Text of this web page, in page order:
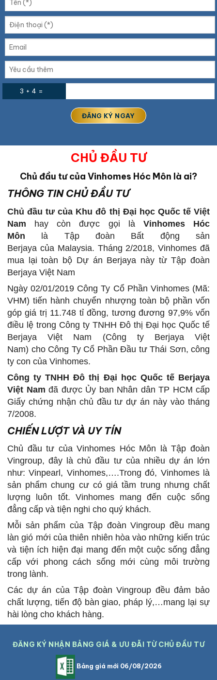
3 + 4 =
CHỦ ĐẦU TƯ
Chủ đầu tư của Vinhomes Hóc Môn là ai?
THÔNG TIN CHỦ ĐẦU TƯ
Chủ đầu tư của Khu đô thị Đại học Quốc tế Việt
Nam hay còn được gọi là Vinhomes Hóc
Môn là Tập đoàn Bất động sản
Berjaya của Malaysia. Tháng 2/2018, Vinhomes đã
mua lại toàn bộ Dự án Berjaya này từ Tập đoàn
Berjaya Việt Nam
Ngày 02/01/2019 Công Ty Cổ Phần Vinhomes (Mã:
VHM) tiến hành chuyển nhượng toàn bộ phần vốn
góp giá trị 11.748 tỉ đồng, tương đương 97,9% vốn
điều lệ trong Công ty TNHH Đô thị Đại học Quốc tế
Berjaya Việt Nam (Công ty Berjaya Việt
Nam) cho Công Ty Cổ Phần Đầu tư Thái Sơn, công
ty con của Vinhomes.
Công ty TNHH Đô thị Đại học Quốc tế Berjaya
Việt Nam đã được Ủy ban Nhân dân TP HCM cấp
Giấy chứng nhận chủ đầu tư dự án này vào tháng
7/2008.
CHIẾN LƯỢT VÀ UY TÍN
Chủ đầu tư của Vinhomes Hóc Môn là Tập đoàn
Vingroup, đây là chủ đầu tư của nhiều dự án lớn
như: Vinpearl, Vinhomes,….Trong đó, Vinhomes là
sản phẩm chung cư có giá tầm trung nhưng chất
lượng luôn tốt. Vinhomes mang đến cuộc sống
đẳng cấp và tiện nghi cho quý khách.
Mỗi sản phẩm của Tập đoàn Vingroup đều mang
làn gió mới của thiên nhiên hòa vào những kiến trúc
và tiện ích hiện đại mang đến một cuộc sống đẳng
cấp với phong cách sống mới cùng môi trường
trong lành.
Các dự án của Tập đoàn Vingroup đều đảm bảo
chất lượng, tiến độ bàn giao, pháp lý,…mang lại sự
hài lòng cho khách hàng.
ĐĂNG KÝ NHẬN BẢNG GIÁ & ƯU ĐÃI TỪ CHỦ ĐẦU TƯ
Bảng giá mới 06/08/2026